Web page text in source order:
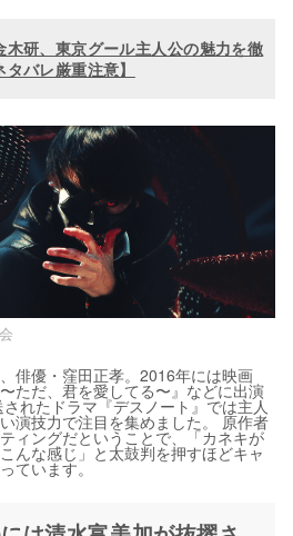
木研、東京グール主人公の魅力を徹
バレ厳重注意】
俳優・窪田正孝。2016年には映画
ただ、君を愛してる〜』などに出演
れたドラマ『デスノート』では主人
演技力で注目を集めました。 原作者
ィングだということで、「カネキが
んな感じ」と太鼓判を押すほどキャ
ています。